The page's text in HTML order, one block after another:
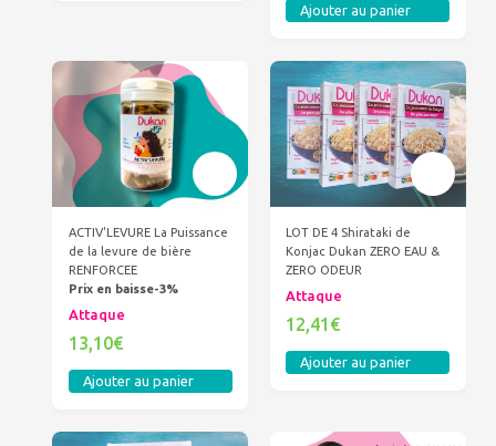
Ajouter au panier
ACTIV'LEVURE La Puissance
de la levure de bière
RENFORCEE
Prix en baisse-3%
Attaque
13,10€
Ajouter au panier
LOT DE 4 Shirataki de
Konjac Dukan ZERO EAU &
ZERO ODEUR
Attaque
12,41€
Ajouter au panier